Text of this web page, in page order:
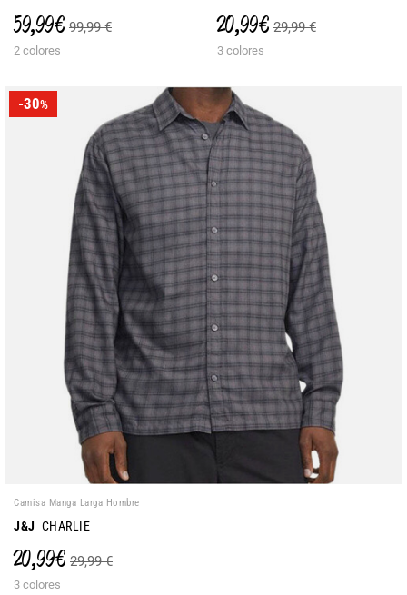
59,99 € 99,99 €
2 colores
20,99 € 29,99 €
3 colores
-30%
Camisa Manga Larga Hombre
J&J CHARLIE
20,99 € 29,99 €
3 colores